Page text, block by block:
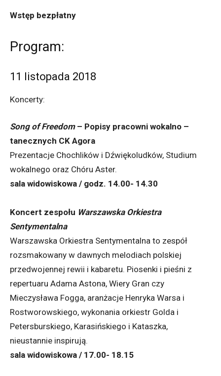
Wstęp bezpłatny
Program:
11 listopada 2018
Koncerty:
Song of Freedom– Popisy pracowni wokalno –
tanecznych CK Agora
Prezentacje Chochlików i Dźwiękoludków, Studium
wokalnego oraz Chóru Aster.
sala widowiskowa / godz. 14.00- 14.30
Koncert zespołu Warszawska Orkiestra
Sentymentalna
Warszawska Orkiestra Sentymentalna to zespół
rozsmakowany w dawnych melodiach polskiej
przedwojennej rewii i kabaretu. Piosenki i pieśni z
repertuaru Adama Astona, Wiery Gran czy
Mieczysława Fogga, aranżacje Henryka Warsa i
Rostworowskiego, wykonania orkiestr Golda i
Petersburskiego, Karasińskiego i Kataszka,
nieustannie inspirują.
sala widowiskowa / 17.00- 18.15